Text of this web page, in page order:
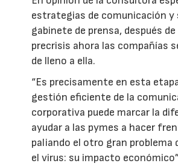
estrategias de comunicación y
gabinete de prensa, después de
precrisis ahora las compañías
de lleno a ella.
“Es precisamente en esta
gestión eficiente de la
corporativa puede marcar la
ayudar a las pymes a hacer
paliando el otro gran problema
el virus: su impacto